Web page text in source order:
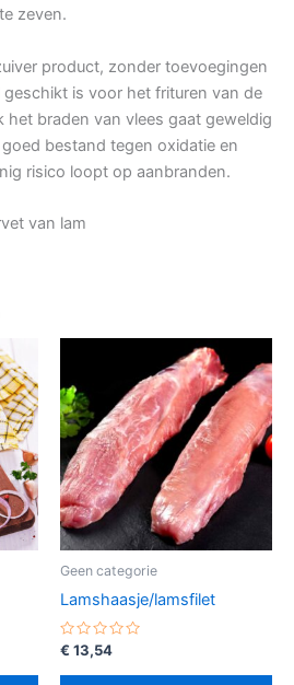
zeven.
product, zonder toevoegingen
is voor het frituren van de
het braden van vlees gaat geweldig
bestand tegen oxidatie en
risico loopt op aanbranden.
van lam
Geen categorie
Lamshaasje/lamsfilet
Gewaardeerd
uit
€ 13,54